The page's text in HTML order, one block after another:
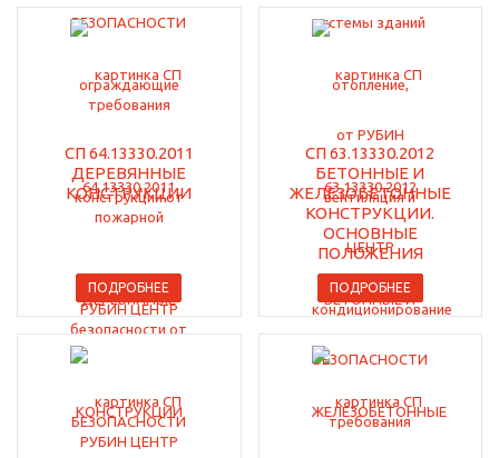
СП 64.13330.2011
ДЕРЕВЯННЫЕ
КОНСТРУКЦИИ
ПОДРОБНЕЕ
СП 63.13330.2012
БЕТОННЫЕ И
ЖЕЛЕЗОБЕТОННЫЕ
КОНСТРУКЦИИ.
ОСНОВНЫЕ
ПОЛОЖЕНИЯ
ПОДРОБНЕЕ